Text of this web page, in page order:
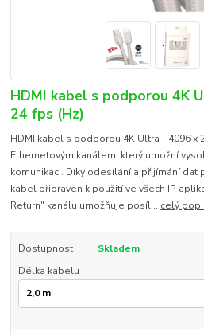
HDMI kabel s podporou 4K
24 fps (Hz)
HDMI kabel s podporou 4K Ultra - 4096 x
Ethernetovým kanálem, který umožní
komunikaci. Díky odesílání a přijímání dat
kabel připraven k použití ve všech IP
Return" kanálu umožňuje posíl... celý
Dostupnost
Skladem
Délka kabelu